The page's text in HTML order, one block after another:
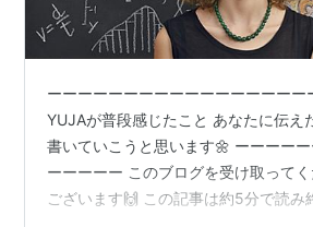
ーーーーーーーーーーーーーーーーー
YUJAが普段感じたこと あなたに伝え
書いていこうと思います🌼 ーーーー
ーーーーー このブログを受け取って
ございます🙌 この記事は約5分で読